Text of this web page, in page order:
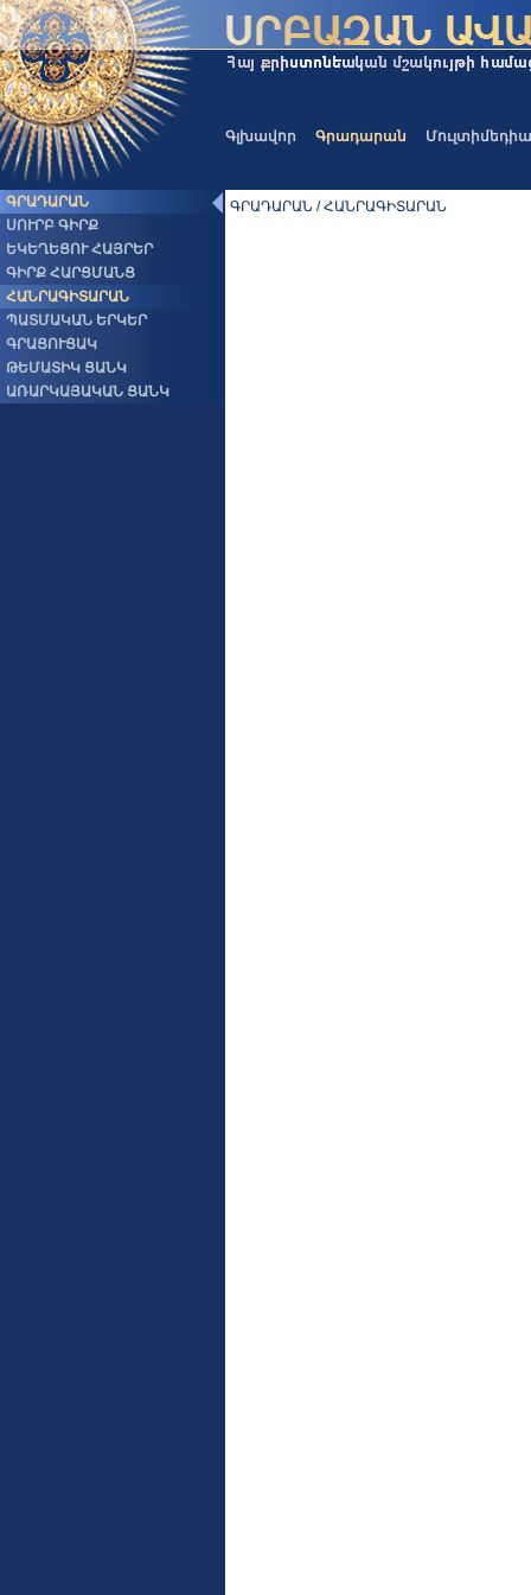
Գլխավոր Գրադարան Մուլտիմեդիա
ԳՐԱԴԱՐԱՆ
ՍՈՒՐԲ ԳԻՐՔ
ԵԿԵՂԵՑՈՒ ՀԱՅՐԵՐ
ԳԻՐՔ ՀԱՐՑՄԱՆՑ
ՀԱՆՐԱԳԻՏԱՐԱՆ
ՊԱՏՄԱԿԱՆ ԵՐԿԵՐ
ԳՐԱՑՈՒՑԱԿ
ԹԵՄԱՏԻԿ ՑԱՆԿ
ԱՌԱՐԿԱՅԱԿԱՆ ՑԱՆԿ
ԳՐԱԴԱՐԱՆ / ՀԱՆՐԱԳԻՏԱՐԱՆ